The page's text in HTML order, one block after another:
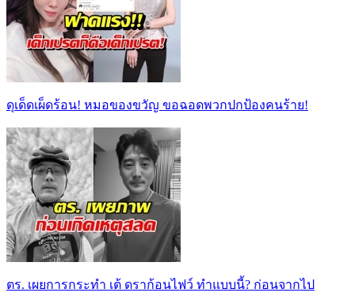
ดุเด็ดเผ็ดร้อน! หมอของขวัญ ขอฉอดพวกปกป้องคนร้าย!
ตร. เผยการกระทำ เต้ ดราก้อนไฟว์ ทำแบบนี้? ก่อนจากไป